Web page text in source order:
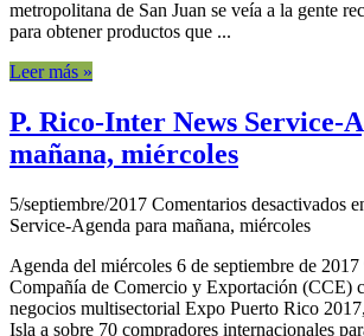
metropolitana de San Juan se veía a la gente
para obtener productos que ...
Leer más »
P. Rico-Inter News Service-
mañana, miércoles
5/septiembre/2017 Comentarios desactivados
Service-Agenda para mañana, miércoles
Agenda del miércoles 6 de septiembre de
Compañía de Comercio y Exportación (CCE)
negocios multisectorial Expo Puerto Rico
Isla a sobre 70 compradores internacionales